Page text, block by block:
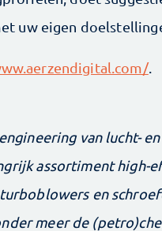
uw eigen
.
van lucht-
assortiment high-
en
meer de